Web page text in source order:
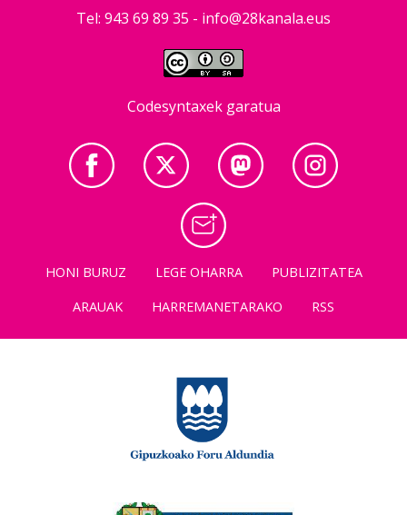
Tel: 943 69 89 35 - info@28kanala.eus
Codesyntaxek garatua
HONI BURUZ LEGE OHARRA
PUBLIZITATEA
ARAUAK
HARREMANETARAKO RSS